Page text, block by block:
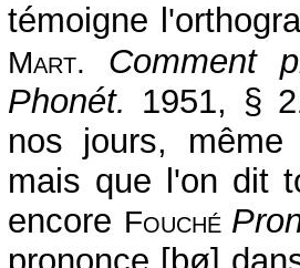
témoigne
Mart. Comment
Phonét. 1951, §
nos jours,
mais que l'on dit
encore Fouché